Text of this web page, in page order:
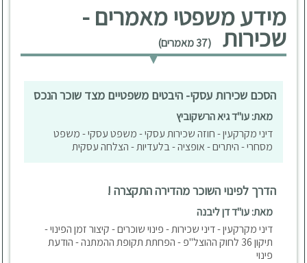
מידע משפטי מאמרים -
שכירות (37 מאמרים)
הסכם שכירות עסקי- היבטים משפטיים מצד שוכר הנכס
מאת: עו"ד גיא הרשקוביץ
דיני מקרקעין - חוזה שכירות עסקי - משפט עסקי - משפט
מסחרי - היתרים - אופציה - בלעדיות - הצלחה עסקית
הדרך לפינוי השוכר מהדירה התקצרה !
מאת: עו"ד דן ליבנה
דיני מקרקעין - דיני שכירות - פינוי שוכרים - קיצור זמן הפינוי -
תיקון 36 לחוק ההוצל"פ - הפחתת תקופת ההמתנה - הודעת
פינוי